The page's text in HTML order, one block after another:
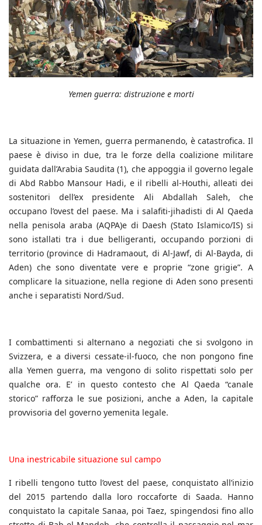
Yemen guerra: distruzione e morti
La situazione in Yemen, guerra permanendo, è catastrofica. Il
paese è diviso in due, tra le forze della coalizione militare
guidata dall’Arabia Saudita (1), che appoggia il governo legale
di Abd Rabbo Mansour Hadi, e il ribelli al-Houthi, alleati dei
sostenitori dell’ex presidente Ali Abdallah Saleh, che
occupano l’ovest del paese. Ma i salafiti-jihadisti di Al Qaeda
nella penisola araba (AQPA)e di Daesh (Stato Islamico/IS) si
sono istallati tra i due belligeranti, occupando porzioni di
territorio (province di Hadramaout, di Al-Jawf, di Al-Bayda, di
Aden) che sono diventate vere e proprie “zone grigie”. A
complicare la situazione, nella regione di Aden sono presenti
anche i separatisti Nord/Sud.
I combattimenti si alternano a negoziati che si svolgono in
Svizzera, e a diversi cessate-il-fuoco, che non pongono fine
alla Yemen guerra, ma vengono di solito rispettati solo per
qualche ora. E’ in questo contesto che Al Qaeda “canale
storico” rafforza le sue posizioni, anche a Aden, la capitale
provvisoria del governo yemenita legale.
Una inestricabile situazione sul campo
I ribelli tengono tutto l’ovest del paese, conquistato all’inizio
del 2015 partendo dalla loro roccaforte di Saada. Hanno
conquistato la capitale Sanaa, poi Taez, spingendosi fino allo